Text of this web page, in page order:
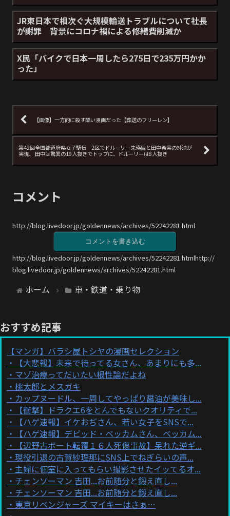
JR東日本で相次ぐ大規模輸送トラブルについて社長
が謝罪 背景にコロナ禍による修繕費削減か
X民「バイクで日本一周したら275日で235万円かか
った」
【画像】一方的に殺す酷い漫画だった【葬送のフリーレン】
第42回全国都道府県女子駅伝 2区でドルーリー朱瑛里と田中希実の対決が
実現、 田中は驚異の19人抜きでトップに、ドルーリーは8人抜き
コメント
http://blog.livedoor.jp/goldennews/archives/52242281.html
コメントを書き込む
http://blog.livedoor.jp/goldennews/archives/52242281.htmlhttp://
blog.livedoor.jp/goldennews/archives/52242281.html
ホーム 車・鉄道・乗り物
おすすめ記事
【マンガ】バラシ屋トシヤの漫画セレクション
【大悲報】未来で待ってる女さん、あまりにも多...
マゾ治療ってだいたい根性論だよね
桃太郎とメスガキ
カップヌードル、一周してやっぱり醤油が美味し...
【衝撃】ドラクエ6をとんでもないクオリティで...
【ハゲ速報】イケおぢさん、若い女子をSNSで...
【ハゲ速報】デビッド・ベッカムさん、ベッカム...
【辺野古ボート転覆１６人死傷事故】呆れた逆ギ...
現役引退の古賀紗理那にSNS上でねぎらいの声...
主婦に個室に入ってもらい撮影させたイッてるオ...
チェンソーマン 吉田...お前随分と鍛え直し...
チェンソーマン 吉田...お前随分と鍛え直し...
東京リベンジャーズ マイキーはさぁ…